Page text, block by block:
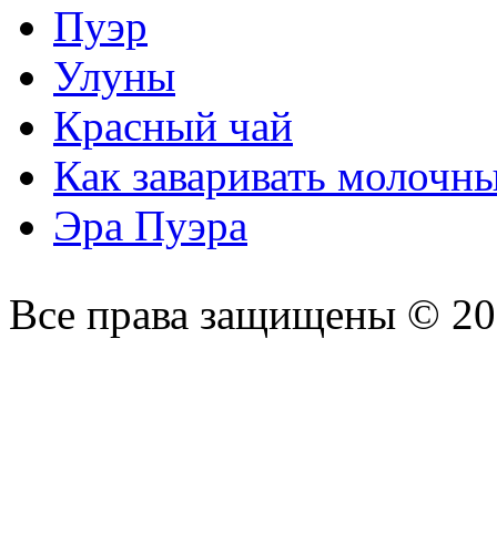
Пуэр
Улуны
Красный чай
Как заваривать
Эра Пуэра
Все права защищены ©